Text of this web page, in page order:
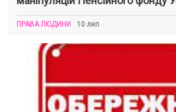
ПРАВА ЛЮДИНИ 10 лип